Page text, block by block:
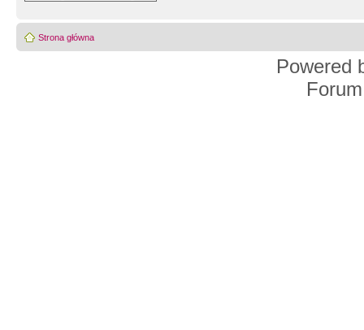
Strona główna
Powered